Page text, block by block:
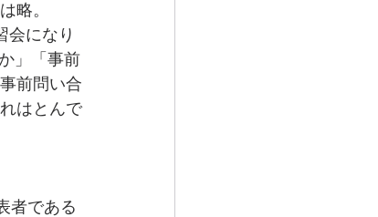
略。
会になり
」「事前
前問い合
はとんで
者である